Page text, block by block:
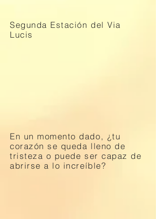
Segunda Estación del Via
Lucis
En un momento dado, ¿tu
corazón se queda lleno de
tristeza o puede ser capaz de
abrirse a lo increíble?